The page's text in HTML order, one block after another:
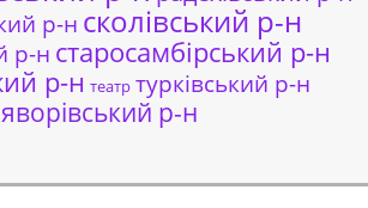
р-н сколівський р-н
р-н старосамбірський р-н
р-н театр турківський р-н
яворівський р-н